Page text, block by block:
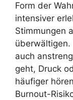
Form der
intensiver
Stimmungen
überwältigen.
auch
geht, Druck
häufiger
Burnout-